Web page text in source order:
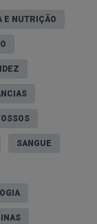
E NUTRIÇÃO
OSSOS
SANGUE